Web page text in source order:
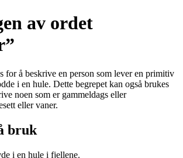
av ordet
for å beskrive en person som lever en primitiv
i en hule. Dette begrepet kan også brukes
noen som er gammeldags eller
eller vaner.
bruk
i en hule i fjellene.